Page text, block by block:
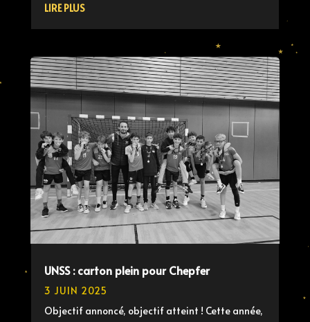
LIRE PLUS
UNSS : carton plein pour Chepfer
3 JUIN 2025
Objectif annoncé, objectif atteint ! Cette année,